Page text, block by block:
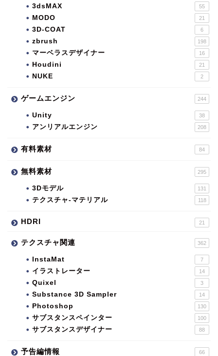
3dsMAX 55
MODO 21
3D-COAT 6
zbrush 198
マーベラスデザイナー 16
Houdini 21
NUKE 2
ゲームエンジン 244
Unity 38
アンリアルエンジン 208
有料素材 84
無料素材 295
3Dモデル 131
テクスチャ-マテリアル 118
HDRI 21
テクスチャ関連 362
InstaMat 7
イラストレーター 14
Quixel 3
Substance 3D Sampler 14
Photoshop 130
サブスタンスペインター 100
サブスタンスデザイナー 88
予告編情報 66